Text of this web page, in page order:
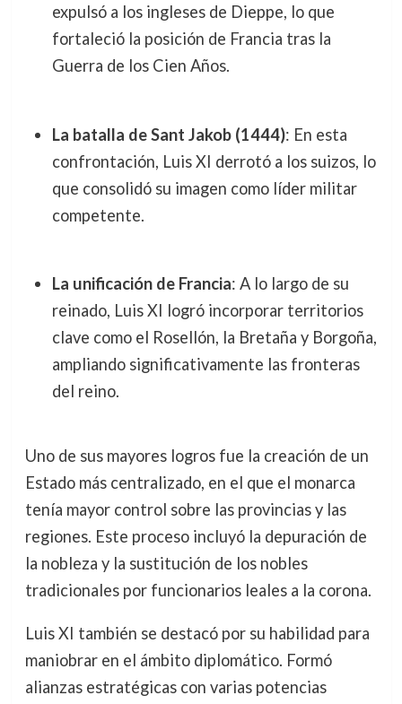
expulsó a los ingleses de Dieppe, lo que
fortaleció la posición de Francia tras la
Guerra de los Cien Años.
La batalla de Sant Jakob (1444): En esta
confrontación, Luis XI derrotó a los suizos, lo
que consolidó su imagen como líder militar
competente.
La unificación de Francia: A lo largo de su
reinado, Luis XI logró incorporar territorios
clave como el Rosellón, la Bretaña y Borgoña,
ampliando significativamente las fronteras
del reino.
Uno de sus mayores logros fue la creación de un
Estado más centralizado, en el que el monarca
tenía mayor control sobre las provincias y las
regiones. Este proceso incluyó la depuración de
la nobleza y la sustitución de los nobles
tradicionales por funcionarios leales a la corona.
Luis XI también se destacó por su habilidad para
maniobrar en el ámbito diplomático. Formó
alianzas estratégicas con varias potencias